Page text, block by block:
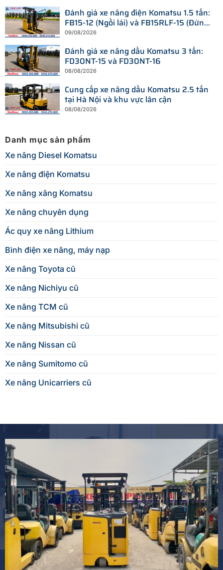
Đánh giá xe nâng điện Komatsu 1.5 tấn:
FB15-12 (Ngồi lái) và FB15RLF-15 (Đứng
lái)
09/08/2026
Đánh giá xe nâng dầu Komatsu 3 tấn:
FD30NT-15 và FD30NT-16
08/08/2026
Cung cấp xe nâng dầu Komatsu 2.5 tấn
tại Hà Nội và khu vực lân cận
08/08/2026
Danh mục sản phẩm
Xe nâng Diesel Komatsu
Xe nâng điện Komatsu
Xe nâng xăng Komatsu
Xe nâng chuyên dụng
Ác quy xe nâng Lithium
Bình điện xe nâng, máy nạp
Xe nâng Toyota cũ
Xe nâng Nichiyu cũ
Xe nâng TCM cũ
Xe nâng Mitsubishi cũ
Xe nâng Nissan cũ
Xe nâng Sumitomo cũ
Xe nâng Unicarriers cũ